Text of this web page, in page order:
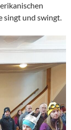
singt und swingt.